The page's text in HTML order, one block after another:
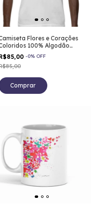
Flores e Corações
100% Algodão
Masculino -0% OFF
Comprar